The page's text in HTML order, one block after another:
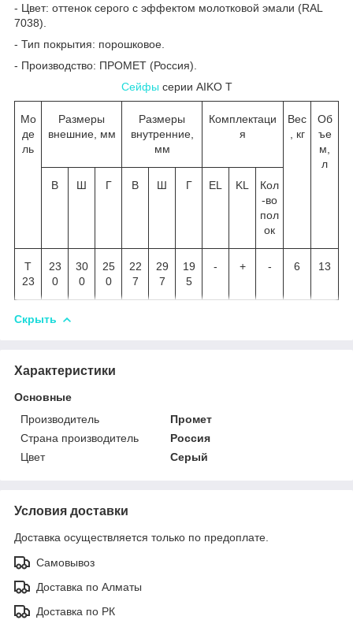
- Цвет: оттенок серого с эффектом молотковой эмали (RAL
7038).
- Тип покрытия: порошковое.
- Производство: ПРОМЕТ (Россия).
Сейфы серии AIKO T
Мо
де
ль
Размеры
внешние, мм
Размеры
внутренние,
мм
Комплектаци
я
Вес
, кг
Об
ъе
м,
л
В
Ш Г В Ш Г EL KL
Кол
-во
пол
ок
Т
23
23
0
30
0
25
0
22
7
29
7
19
5
- + - 6 13
Скрыть
Характеристики
Основные
Производитель
Промет
Страна производитель
Россия
Цвет
Серый
Условия доставки
Доставка осуществляется только по предоплате.
Самовывоз
Доставка по Алматы
Доставка по РК